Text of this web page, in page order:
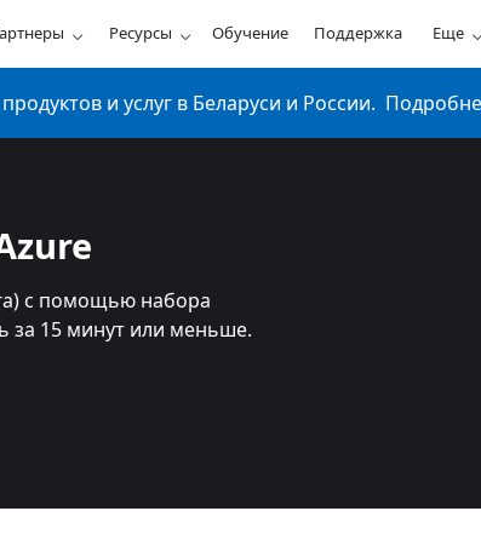
Ресурсы Обучение Поддержка Еще
и услуг в Беларуси и России.
с помощью набора
за 15 минут или меньше.